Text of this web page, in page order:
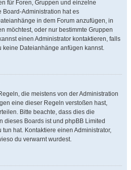
für Foren, Gruppen und einzelne
Board-Administration hat es
in dem Forum anzufügen, in
möchtest, oder nur bestimmte Gruppen
einen Administrator kontaktieren, falls
keine Dateianhänge anfügen kannst.
die meistens von der Administration
eine dieser Regeln verstoßen hast,
Bitte beachte, dass dies die
dieses Boards ist und phpBB Limited
hat. Kontaktiere einen Administrator,
du verwarnt wurdest.